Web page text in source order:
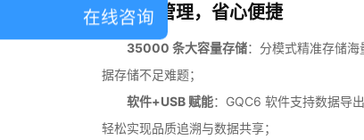
2. 数据管理，省心便捷
35000 条大容量存储：分模式精准存储
据存储不足难题；
软件+USB 赋能：GQC6 软件支持数据导
轻松实现品质追溯与数据共享；
在线咨询